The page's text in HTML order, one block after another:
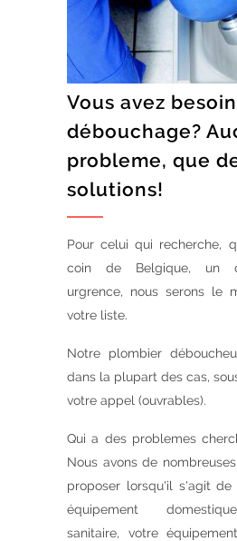
Vous avez
débouchage?
probleme, que
solutions!
Pour celui qui recherche,
coin de Belgique, un
urgrence, nous serons le
votre liste.
Notre plombier
dans la plupart des cas,
votre appel (ouvrables).
Qui a des problemes
Nous avons de
proposer lorsqu'il s'agit de
équipement
sanitaire, votre